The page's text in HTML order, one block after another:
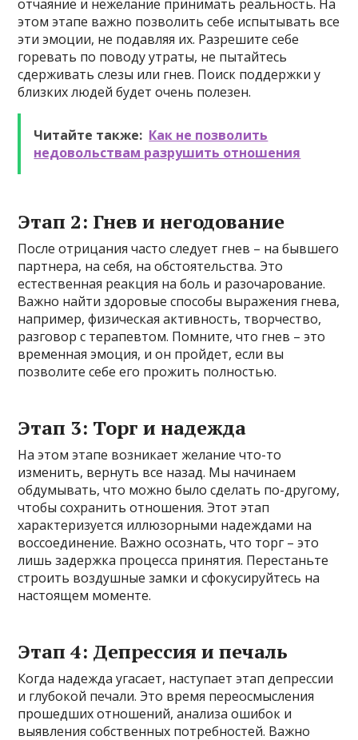
отчаяние и нежелание принимать реальность. На
этом этапе важно позволить себе испытывать все
эти эмоции, не подавляя их. Разрешите себе
горевать по поводу утраты, не пытайтесь
сдерживать слезы или гнев. Поиск поддержки у
близких людей будет очень полезен.
Читайте также: Как не позволить
недовольствам разрушить отношения
Этап 2: Гнев и негодование
После отрицания часто следует гнев – на бывшего
партнера, на себя, на обстоятельства. Это
естественная реакция на боль и разочарование.
Важно найти здоровые способы выражения гнева,
например, физическая активность, творчество,
разговор с терапевтом. Помните, что гнев – это
временная эмоция, и он пройдет, если вы
позволите себе его прожить полностью.
Этап 3: Торг и надежда
На этом этапе возникает желание что-то
изменить, вернуть все назад. Мы начинаем
обдумывать, что можно было сделать по-другому,
чтобы сохранить отношения. Этот этап
характеризуется иллюзорными надеждами на
воссоединение. Важно осознать, что торг – это
лишь задержка процесса принятия. Перестаньте
строить воздушные замки и сфокусируйтесь на
настоящем моменте.
Этап 4: Депрессия и печаль
Когда надежда угасает, наступает этап депрессии
и глубокой печали. Это время переосмысления
прошедших отношений, анализа ошибок и
выявления собственных потребностей. Важно